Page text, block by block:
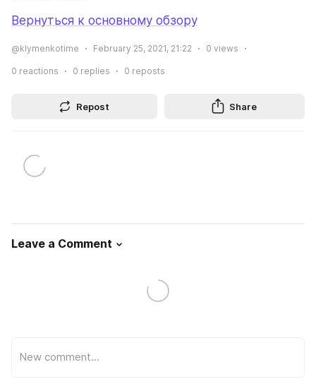
Вернуться к основному обзору
@klymenkotime February 25, 2021, 21:22 0 views
0 reactions 0 replies 0 reposts
Repost Share
Leave a Comment